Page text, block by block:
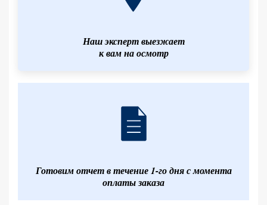
Наш эксперт выезжает
к вам на осмотр
Готовим отчет в течение 1-го дня с момента
оплаты заказа